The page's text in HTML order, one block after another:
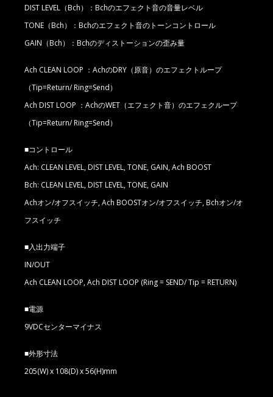
DIST LEVEL（Bch）：Bchのエフェクト音の音量レベル
TONE（Bch）：Bchのエフェクト音のトーンコントロール
GAIN（Bch）：Bchのディストーションの歪み量
Ach CLEAN LOOP ：AchのDRY（原音）のエフェクトループ
（Tip=Return/ Ring=Send）
Ach DIST LOOP ：AchのWET（エフェクト音）のエフェクループ
（Tip=Return/ Ring=Send）
■コントロール
Ach: CLEAN LEVEL, DIST LEVEL, TONE, GAIN, Ach BOOST
Bch: CLEAN LEVEL, DIST LEVEL, TONE, GAIN
Achオン/オフスイッチ, Ach BOOSTオン/オフスイッチ, Bchオン/オ
フスイッチ
■入出力端子
IN/OUT
Ach CLEAN LOOP, Ach DIST LOOP (Ring = SEND/ Tip = RETURN)
■電源
9VDCセンターマイナス
■外形寸法
205(W) x 108(D) x 56(H)mm